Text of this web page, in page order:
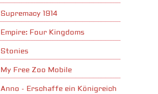
Supremacy 1914
Empire: Four Kingdoms
Stonies
My Free Zoo Mobile
Anno - Erschaffe ein Königreich